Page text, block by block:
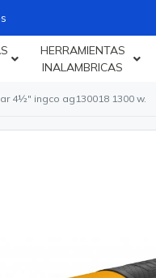
HERRAMIENTAS
INALAMBRICAS
4½" ingco ag130018 1300 w.